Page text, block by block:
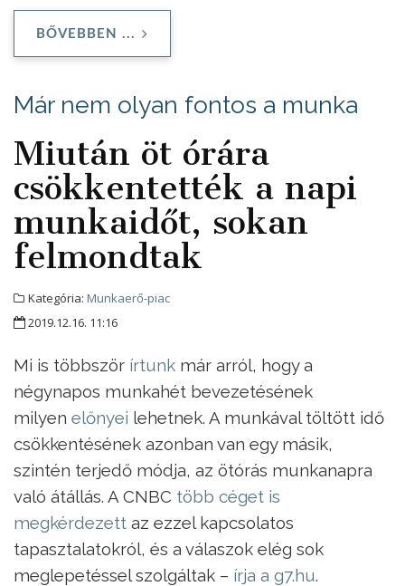
BŐVEBBEN ...
Már nem olyan fontos a munka
Miután öt órára
csökkentették a napi
munkaidőt, sokan
felmondtak
Kategória: Munkaerő-piac
2019.12.16. 11:16
Mi is többször írtunk már arról, hogy a
négynapos munkahét bevezetésének
milyen előnyei lehetnek. A munkával töltött idő
csökkentésének azonban van egy másik,
szintén terjedő módja, az ötórás munkanapra
való átállás. A CNBC több céget is
megkérdezett az ezzel kapcsolatos
tapasztalatokról, és a válaszok elég sok
meglepetéssel szolgáltak – írja a g7.hu.